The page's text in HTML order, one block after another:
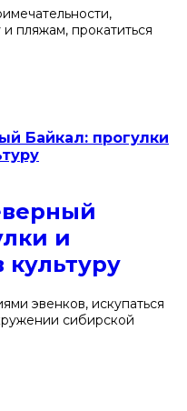
округ —
пляжам, прокатиться
и
эвенков, искупаться
сибирской